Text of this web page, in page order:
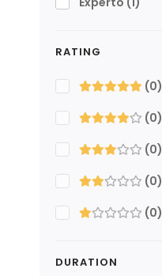
RATING
(0)
(0)
(0)
(0)
(0)
DURATION